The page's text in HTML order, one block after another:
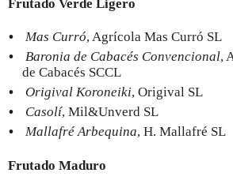
Frutado Verde Ligero
Mas Curró, Agrícola Mas Curró SL
Baronia de Cabacés Convencional,
de Cabacés SCCL
Origival Koroneiki, Origival SL
Casolí, Mil&Unverd SL
Mallafré Arbequina, H. Mallafré SL
Frutado Maduro